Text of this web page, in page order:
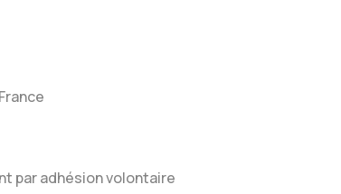
par adhésion volontaire